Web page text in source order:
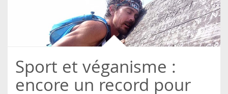
Sport et véganisme :
encore un record pour